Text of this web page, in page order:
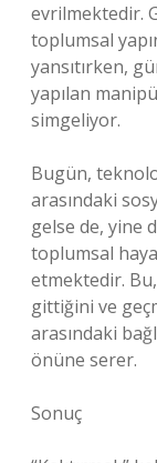
evrilmektedir.
toplumsal
yansıtırken,
yapılan
simgeliyor.
Bugün,
arasındaki
gelse de, yine
toplumsal
etmektedir.
gittiğini ve
arasındaki
önüne serer.
Sonuç